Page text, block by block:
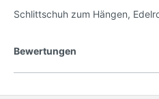
Schlittschuh zum Hängen,
Bewertungen